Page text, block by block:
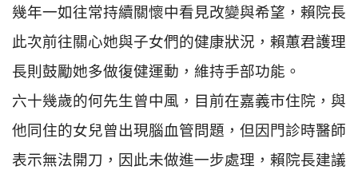
幾年一如往常持續關懷中看見改變與希望，賴院長
此次前往關心她與子女們的健康狀況，賴蕙君護理
長則鼓勵她多做復健運動，維持手部功能。
六十幾歲的何先生曾中風，目前在嘉義市住院，與
他同住的女兒曾出現腦血管問題，但因門診時醫師
表示無法開刀，因此未做進一步處理，賴院長建議